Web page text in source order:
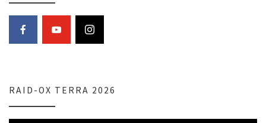
RAID-OX TERRA 2026